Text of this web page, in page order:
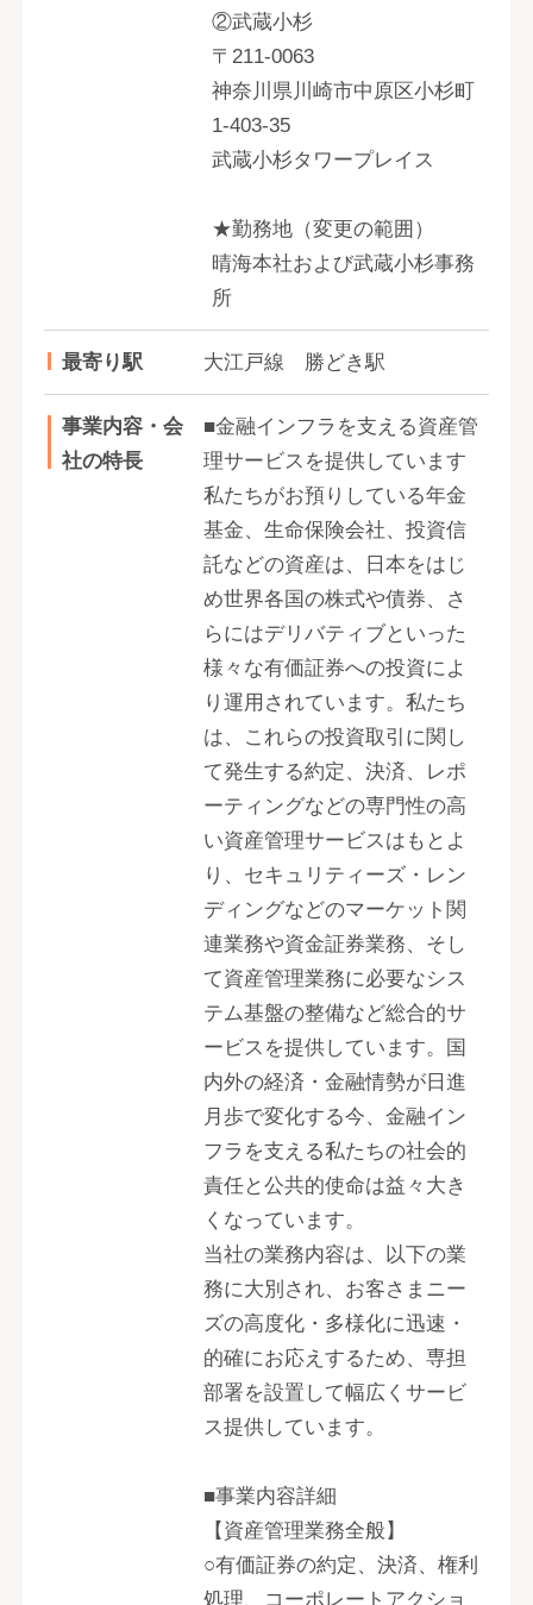
②武蔵小杉
〒211-0063
神奈川県川崎市中原区小杉町
1-403-35
武蔵小杉タワープレイス
★勤務地（変更の範囲）
晴海本社および武蔵小杉事務
所
最寄り駅 大江戸線 勝どき駅
事業内容・会
社の特長
■金融インフラを支える資産管
理サービスを提供しています
私たちがお預りしている年金
基金、生命保険会社、投資信
託などの資産は、日本をはじ
め世界各国の株式や債券、さ
らにはデリバティブといった
様々な有価証券への投資によ
り運用されています。私たち
は、これらの投資取引に関し
て発生する約定、決済、レポ
ーティングなどの専門性の高
い資産管理サービスはもとよ
り、セキュリティーズ・レン
ディングなどのマーケット関
連業務や資金証券業務、そし
て資産管理業務に必要なシス
テム基盤の整備など総合的サ
ービスを提供しています。国
内外の経済・金融情勢が日進
月歩で変化する今、金融イン
フラを支える私たちの社会的
責任と公共的使命は益々大き
くなっています。
当社の業務内容は、以下の業
務に大別され、お客さまニー
ズの高度化・多様化に迅速・
的確にお応えするため、専担
部署を設置して幅広くサービ
ス提供しています。
■事業内容詳細
【資産管理業務全般】
○有価証券の約定、決済、権利
処理、コーポレートアクショ